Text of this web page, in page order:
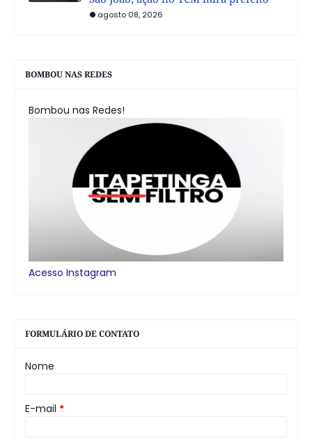
agosto 08, 2026
BOMBOU NAS REDES
Bombou nas Redes!
Acesso Instagram
FORMULÁRIO DE CONTATO
Nome
E-mail *